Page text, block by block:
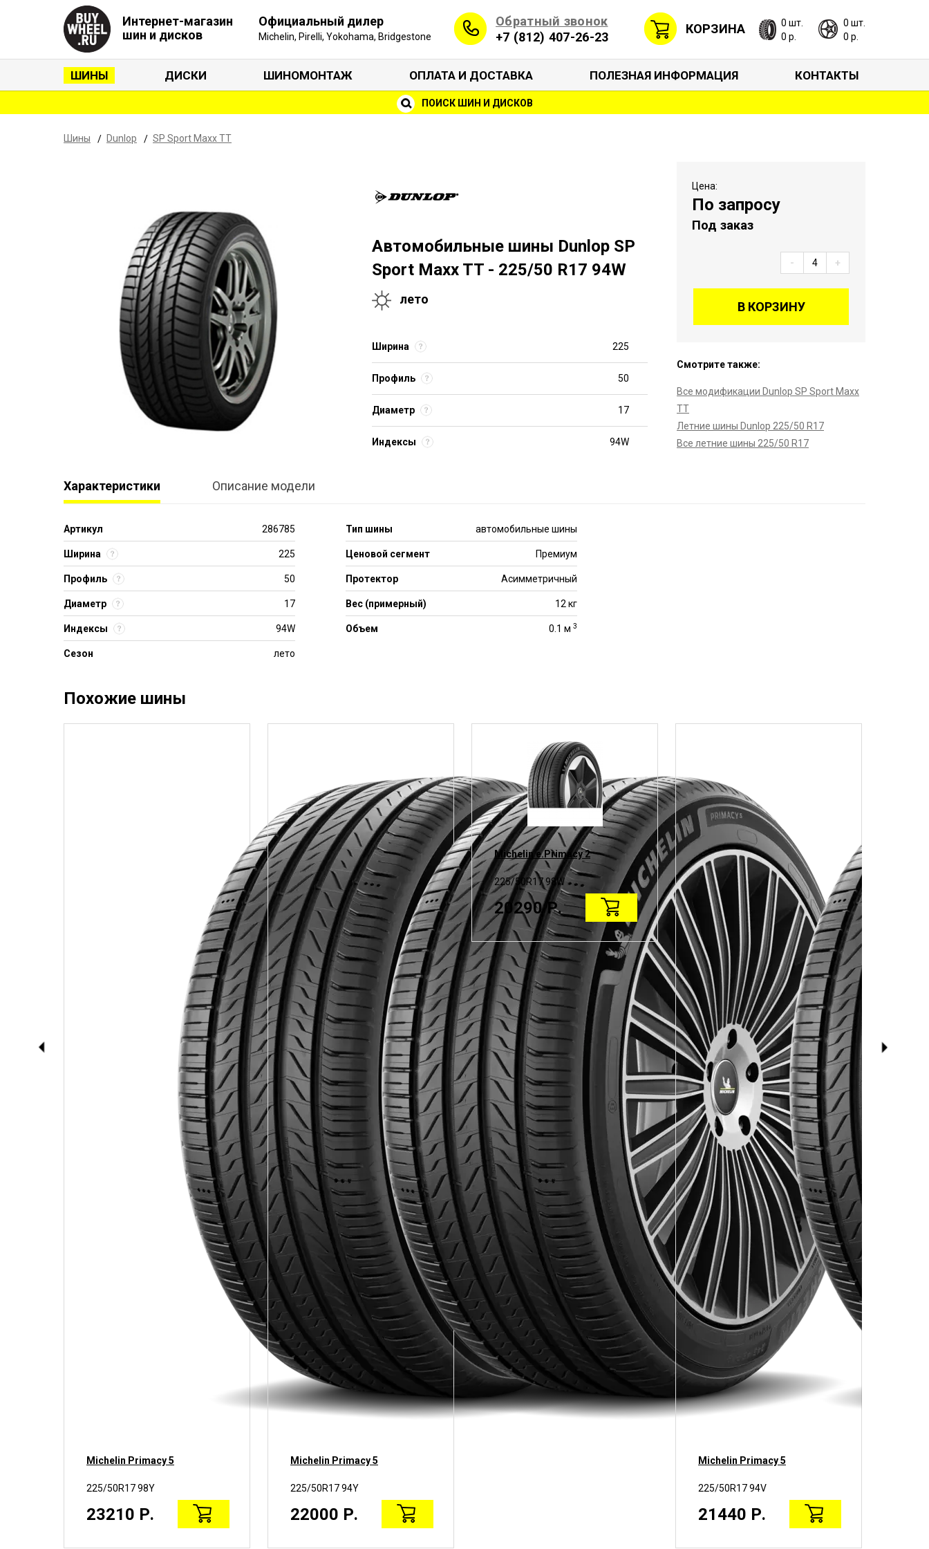
Интернет-магазин
шин и дисков
Официальный дилер
Michelin, Pirelli, Yokohama, Bridgestone
Обратный звонок
+7 (812) 407-26-23
КОРЗИНА
0 шт.
0 р.
0 шт.
0 р.
ШИНЫ ДИСКИ ШИНОМОНТАЖ ОПЛАТА И ДОСТАВКА ПОЛЕЗНАЯ ИНФОРМАЦИЯ КОНТАКТЫ
ПОИСК ШИН И ДИСКОВ
Шины Dunlop SP Sport Maxx TT
Автомобильные шины Dunlop SP
Sport Maxx TT - 225/50 R17 94W
лето
Ширина 225
Профиль 50
Диаметр 17
Индексы 94W
Цена:
По запросу
Под заказ
- +
В КОРЗИНУ
Смотрите также:
Все модификации Dunlop SP Sport Maxx
TT
Летние шины Dunlop 225/50 R17
Все летние шины 225/50 R17
Характеристики Описание модели
Артикул 286785
Ширина 225
Профиль 50
Диаметр 17
Индексы 94W
Сезон лето
Тип шины автомобильные шины
Ценовой сегмент Премиум
Протектор Асимметричный
Вес (примерный) 12 кг
Объем 0.1 м 3
Похожие шины
Michelin Primacy 5
225/50R17 98Y
23210 Р.
Michelin Primacy 5
225/50R17 94Y
22000 Р.
Michelin e.Primacy 2
225/50R17 98W
20290 Р.
Michelin Primacy 5
225/50R17 94V
21440 Р.